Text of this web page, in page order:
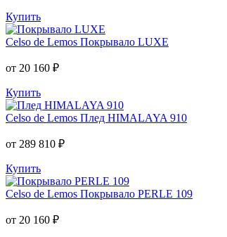
Купить
Celso de Lemos Покрывало LUXE
от 20 160 ₽
Купить
Celso de Lemos Плед HIMALAYA 910
от 289 810 ₽
Купить
Celso de Lemos Покрывало PERLE 109
от 20 160 ₽